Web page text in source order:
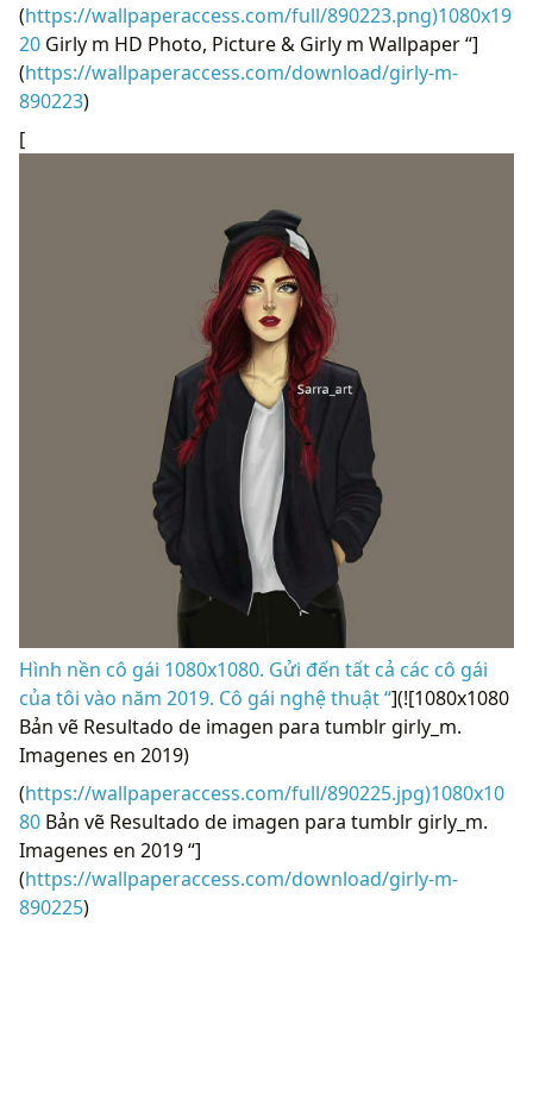
(https://wallpaperaccess.com/full/890223.png)1080x19
20 Girly m HD Photo, Picture & Girly m Wallpaper “]
(https://wallpaperaccess.com/download/girly-m-
890223)
[
Hình nền cô gái 1080x1080. Gửi đến tất cả các cô gái
của tôi vào năm 2019. Cô gái nghệ thuật “](![1080x1080
Bản vẽ Resultado de imagen para tumblr girly_m.
Imagenes en 2019)
(https://wallpaperaccess.com/full/890225.jpg)1080x10
80 Bản vẽ Resultado de imagen para tumblr girly_m.
Imagenes en 2019 “]
(https://wallpaperaccess.com/download/girly-m-
890225)